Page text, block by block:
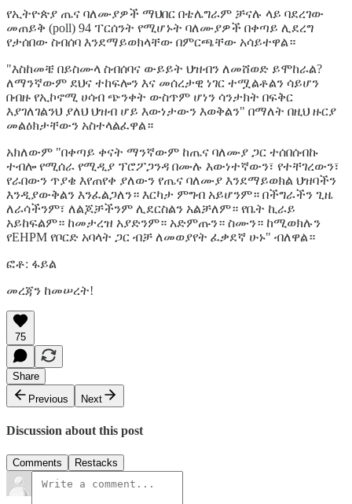
የኢትዮጵያ ጤና ባለሙያዎች ማህበር በቴሌግራም ቻናሉ ላይ ባደረገው
መጠይቅ (poll) 94 ፐርሰንት የሚሆኑት ባለሙያዎች በቀጣይ ሊደረግ
የታሰበው ስብሰባ እንደማይወክላቸው በምርጫቸው አሳይተዋል።
"እስከመቼ በይስሙላ ስብሰባና ውይይት ህዝብን ለመሸወድ ይሞከራል?
ለማንኛውም ደህና ተከፍሎን እና መሰረታዊ ነገር ተሟልቶልን ሳይሆን
በብዙ የኢኮኖሚ ሀሳብ ጭንቀት ውስጥም ሆነን ሳንታክት በፍቅር
እያገለገልንህ ያለህ ህዝብ ሆይ እውነታውን እወቅልን" በማለት በዚህ ዙርያ
መልዕክታቸውን አስተላልፈዋል።
አክለውም "በቀጣይ ቀናት ማንኛውም ከጤና ባለሙያ ጋር ተሰበሰብኩ
ተብሎ የሚሰራ የሚዲያ ፕሮፖጋንዳ በሙሉ እውነተኛውን፣ የተቸገረውን፣
የራበውን ጥያቄ እየጠየቀ ያለውን የጤና ባለሙያ እንደማይወክል ህዝባችን
እንዲያውቅልን እንፈልጋለን። እርካታ ምግብ አይሆንም። በችግራችን ጊዜ
ለራሳችንም፣ ለልጆቻችንም ሊደርስልን አልቻለም። የቤት ኪራይ
አይከፍልም። ከመታረዝ አያድንም። አድምጡን። ስሙን። ከሚወክሉን
የEHPM የቦርድ አባላት ጋር ብቻ ለመወያየት ፈቃደኛ ሁኑ" ብለዋል።
ፎቶ: ፋይል
መረጃን ከመሠረት!
75
Share
Previous
Next
Discussion about this post
Comments Restacks